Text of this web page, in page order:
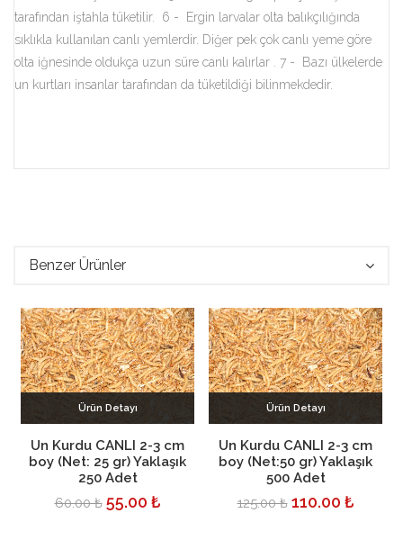
tarafından iştahla tüketilir.
6 - Ergin larvalar olta balıkçılığında
sıklıkla kullanılan canlı yemlerdir. Diğer pek çok canlı yeme göre
olta iğnesinde oldukça uzun süre canlı kalırlar . 7 - Bazı ülkelerde
un kurtları insanlar tarafından da tüketildiği bilinmekdedir.
Benzer Ürünler
Ürün Detayı
Sepete Ekle
Un Kurdu CANLI 2-3 cm
boy (Net: 25 gr) Yaklaşık
250 Adet
60.00 ₺ 55.00 ₺
Ürün Detayı
Sepete Ekle
Un Kurdu CANLI 2-3 cm
boy (Net:50 gr) Yaklaşık
500 Adet
125.00 ₺ 110.00 ₺